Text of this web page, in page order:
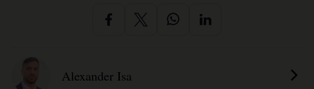
Alexander Isa